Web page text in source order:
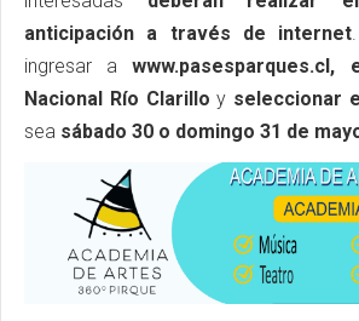
anticipación a través de internet
ingresar awww.pasesparques.cl,
Nacional Río Clarillo y seleccionar
sea sábado 30 o domingo 31 de